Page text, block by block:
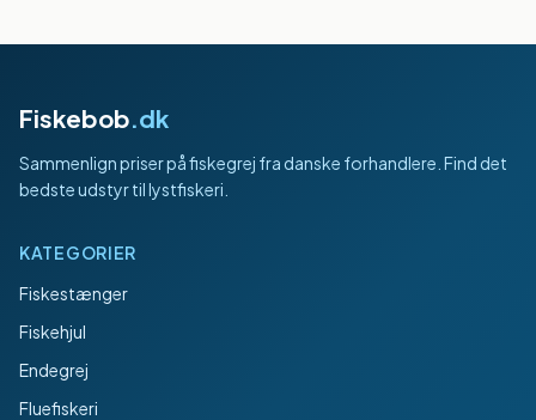
Fiskebob.dk
Sammenlign priser på fiskegrej fra danske forhandlere. Find det
bedste udstyr til lystfiskeri.
KATEGORIER
Fiskestænger
Fiskehjul
Endegrej
Fluefiskeri